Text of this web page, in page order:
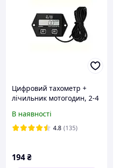
Цифровий тахометр +
лічильник мотогодин, 2-4
човнового мотора,
бензогенератора, мопеда
В наявності
4.8 (135)
194₴